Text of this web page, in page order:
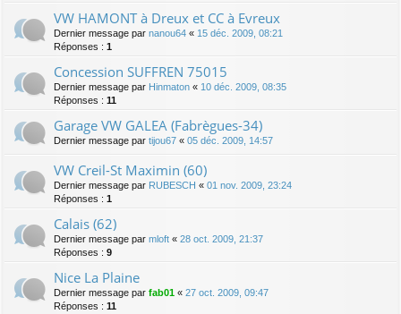
VW HAMONT à Dreux et CC à Evreux
Dernier message par nanou64 « 15 déc. 2009, 08:21
Réponses : 1
Concession SUFFREN 75015
Dernier message par Hinmaton « 10 déc. 2009, 08:35
Réponses : 11
Garage VW GALEA (Fabrègues-34)
Dernier message par tijou67 « 05 déc. 2009, 14:57
VW Creil-St Maximin (60)
Dernier message par RUBESCH « 01 nov. 2009, 23:24
Réponses : 1
Calais (62)
Dernier message par mloft « 28 oct. 2009, 21:37
Réponses : 9
Nice La Plaine
Dernier message par fab01 « 27 oct. 2009, 09:47
Réponses : 11